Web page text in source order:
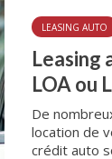
LEASING AUTO
Leasing
LOA ou
De
location de
crédit auto